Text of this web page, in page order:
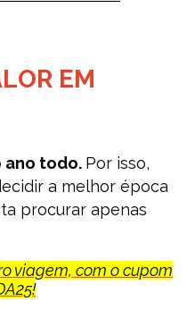
EM
ano todo. Por isso,
a melhor época
procurar apenas
viagem, com o cupom